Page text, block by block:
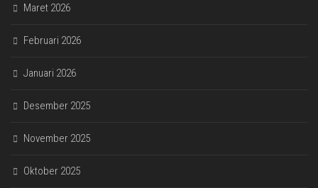
Maret 2026
Februari 2026
Januari 2026
Desember 2025
November 2025
Oktober 2025